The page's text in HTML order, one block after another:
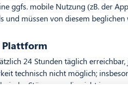
ggfs. mobile Nutzung (zB. der
und müssen von diesem beglichen
Plattform
24 Stunden täglich
technisch nicht möglich;
Störungen, die nicht in